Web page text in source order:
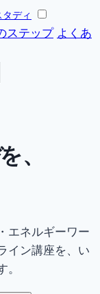
ディ
ステップ よくあ
を、
エネルギーワー
イン講座を、い